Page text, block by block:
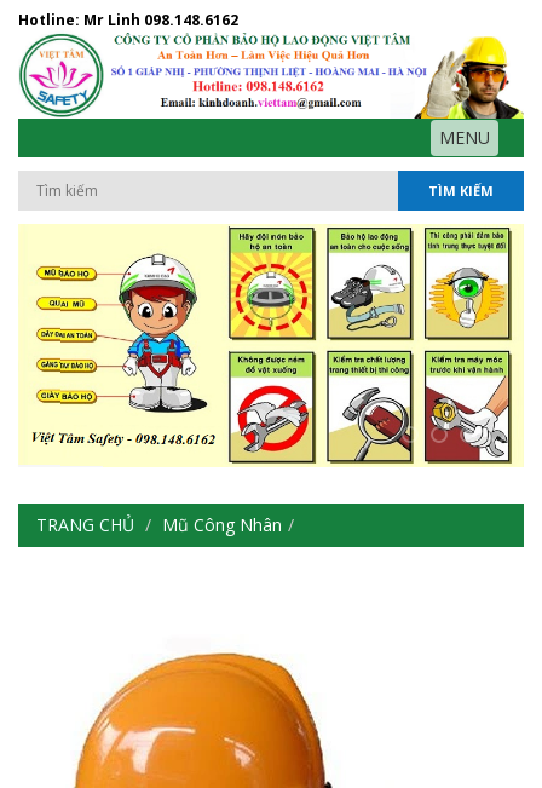
Hotline: Mr Linh 098.148.6162
MENU
TÌM KIẾM
TRANG CHỦ Mũ Công Nhân